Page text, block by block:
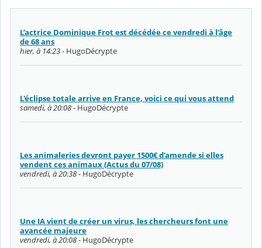
L’actrice Dominique Frot est décédée ce vendredi à l’âge
de 68 ans
hier, à 14:23- HugoDécrypte
L'éclipse totale arrive en France, voici ce qui vous attend
samedi, à 20:08- HugoDécrypte
Les animaleries devront payer 1500€ d’amende si elles
vendent ces animaux (Actus du 07/08)
vendredi, à 20:38- HugoDécrypte
Une IA vient de créer un virus, les chercheurs font une
avancée majeure
vendredi, à 20:08- HugoDécrypte